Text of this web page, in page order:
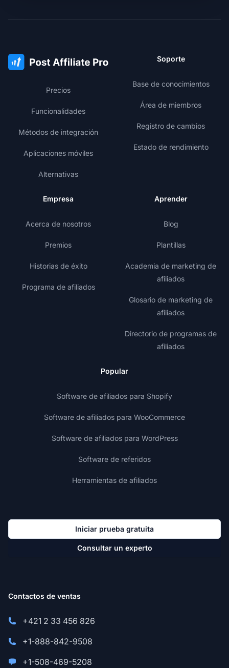
Precios
Funcionalidades
Métodos de integración
Aplicaciones móviles
Alternativas
Soporte
Base de conocimientos
Área de miembros
Registro de cambios
Estado de rendimiento
Empresa
Acerca de nosotros
Premios
Historias de éxito
Programa de afiliados
Aprender
Blog
Plantillas
Academia de marketing de
afiliados
Glosario de marketing de
afiliados
Directorio de programas de
afiliados
Popular
Software de afiliados para Shopify
Software de afiliados para WooCommerce
Software de afiliados para WordPress
Software de referidos
Herramientas de afiliados
Iniciar prueba gratuita
Consultar un experto
Contactos de ventas
+421 2 33 456 826
+1-888-842-9508
+1-508-469-5208